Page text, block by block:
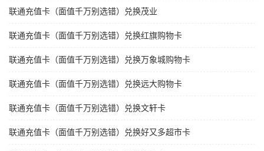
联通充值卡（面值千万别选错）兑换茂业
联通充值卡（面值千万别选错）兑换红旗购物卡
联通充值卡（面值千万别选错）兑换万象城购物卡
联通充值卡（面值千万别选错）兑换远大购物卡
联通充值卡（面值千万别选错）兑换文轩卡
联通充值卡（面值千万别选错）兑换好又多超市卡